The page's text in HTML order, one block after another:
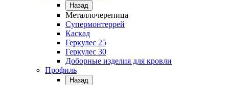
Назад
Металлочерепица
Супермонтеррей
Каскад
Геркулес 25
Геркулес 30
Доборные изделия для кровли
Профиль
Назад